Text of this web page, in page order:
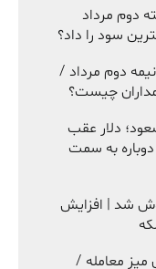
دوم مرداد
دوم مرداد /
چیست؟
دلار عقب
به سمت
شد | افزایش
میز معامله /